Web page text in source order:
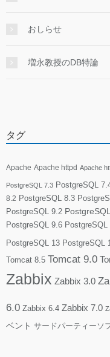
おしらせ
増永教授のDB特論
タグ
Apache Apache httpd Apache
PostgreSQL 7.3 PostgreSQL
8.2 PostgreSQL 8.3
PostgreSQL 9.2
PostgreSQL 9.6 PostgreSQL
PostgreSQL 13 PostgreSQL
Tomcat 8.5 Tomcat 9.0
Zabbix Zabbix 3.0
6.0 Zabbix 6.4 Zabbix 7.0
ベント サードパーティーソ